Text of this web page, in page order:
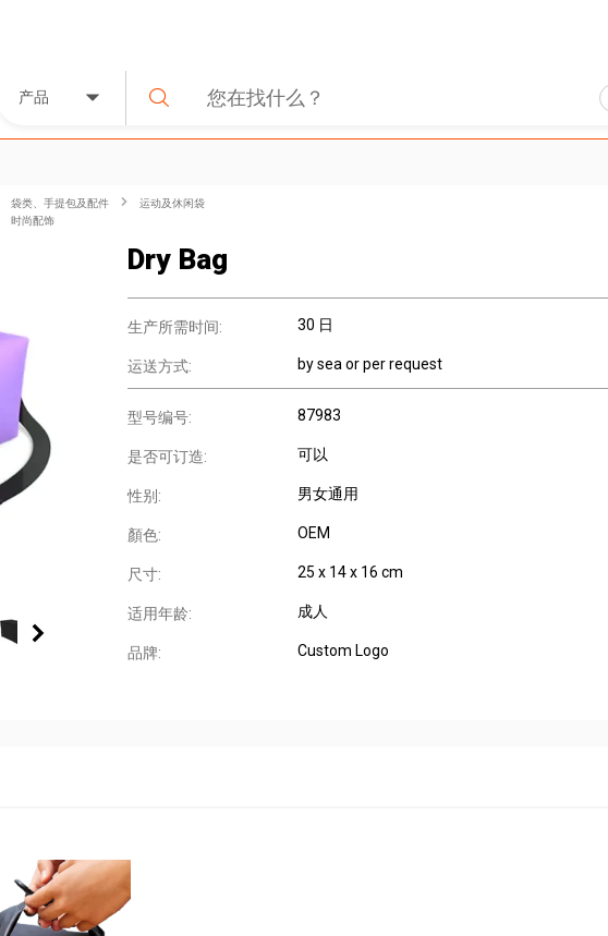
产品
袋类、手提包及配件
运动及休闲袋
时尚配饰
Dry Bag
生产所需时间: 30 日
运送方式: by sea or per request
型号编号: 87983
是否可订造: 可以
性别: 男女通用
顏色: OEM
尺寸: 25 x 14 x 16 cm
适用年龄: 成人
品牌: Custom Logo